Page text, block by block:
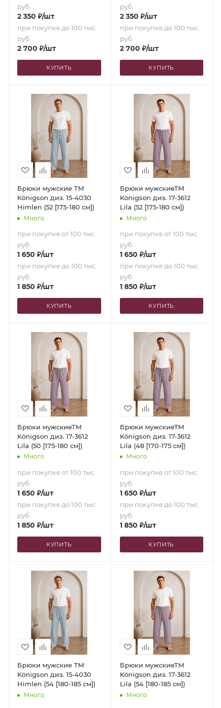
руб.
2 350 ₽/шт
при покупке до 100 тыс.
руб.
2 700 ₽/шт
КУПИТЬ
руб.
2 350 ₽/шт
при покупке до 100 тыс.
руб.
2 700 ₽/шт
КУПИТЬ
Брюки мужские ТМ
Königson диз. 15-4030
Himlen (52 [175-180 см])
Много
при покупке от 100 тыс.
руб.
1 650 ₽/шт
при покупке до 100 тыс.
руб.
1 850 ₽/шт
КУПИТЬ
Брюки мужскиеТМ
Königson диз. 17-3612
Lila (52 [175-180 см])
Много
при покупке от 100 тыс.
руб.
1 650 ₽/шт
при покупке до 100 тыс.
руб.
1 850 ₽/шт
КУПИТЬ
Брюки мужскиеТМ
Königson диз. 17-3612
Lila (50 [175-180 см])
Много
при покупке от 100 тыс.
руб.
1 650 ₽/шт
при покупке до 100 тыс.
руб.
1 850 ₽/шт
КУПИТЬ
Брюки мужскиеТМ
Königson диз. 17-3612
Lila (48 [170-175 см])
Много
при покупке от 100 тыс.
руб.
1 650 ₽/шт
при покупке до 100 тыс.
руб.
1 850 ₽/шт
КУПИТЬ
Брюки мужские ТМ
Königson диз. 15-4030
Himlen (54 [180-185 см])
Много
Брюки мужскиеТМ
Königson диз. 17-3612
Lila (54 [180-185 см])
Много